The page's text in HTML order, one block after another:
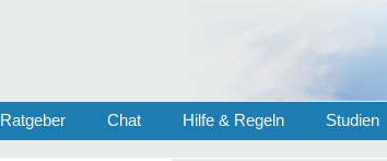
Ratgeber Chat Hilfe & Regeln Studien